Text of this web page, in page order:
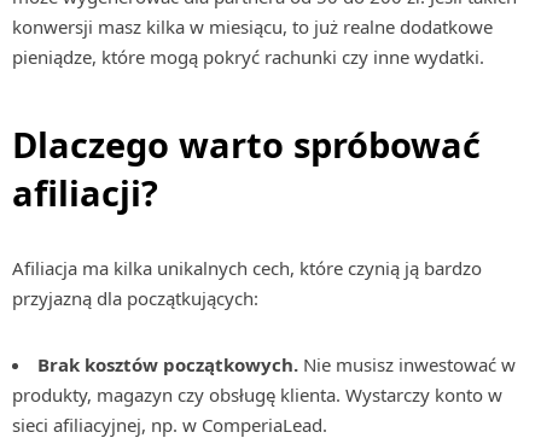
konwersji masz kilka w miesiącu, to już realne dodatkowe
pieniądze, które mogą pokryć rachunki czy inne wydatki.
Dlaczego warto spróbować
afiliacji?
Afiliacja ma kilka unikalnych cech, które czynią ją bardzo
przyjazną dla początkujących:
Brak kosztów początkowych. Nie musisz inwestować w
produkty, magazyn czy obsługę klienta. Wystarczy konto w
sieci afiliacyjnej, np. w ComperiaLead.